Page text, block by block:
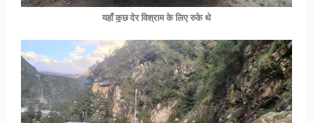
यहाँ कुछ देर विश्राम के लिए रुके थे